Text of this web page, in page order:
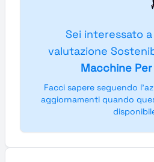
Sei interessato
valutazione
Macchine
Facci sapere seguendo
aggiornamenti quando